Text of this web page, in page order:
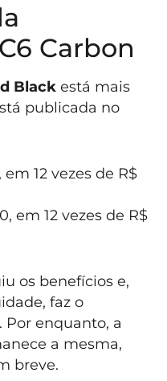
Carbon
Black está mais
publicada no
em 12 vezes de R$
em 12 vezes de R$
os benefícios e,
faz o
enquanto, a
a mesma,
breve.